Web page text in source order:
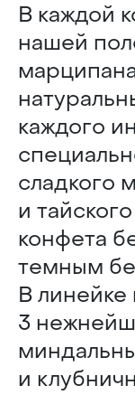
В каждой
нашей
каждого
сладкого
и
конфета
темным
В
3
и